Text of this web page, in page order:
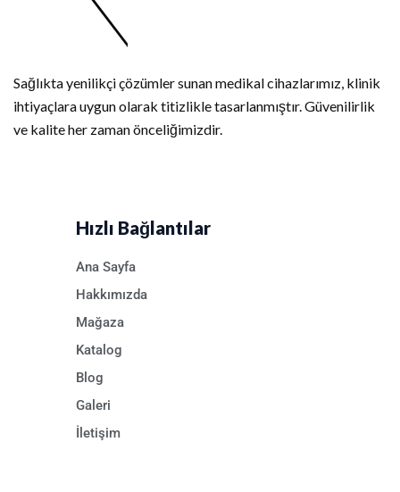
Sağlıkta yenilikçi çözümler sunan medikal cihazlarımız, klinik
ihtiyaçlara uygun olarak titizlikle tasarlanmıştır. Güvenilirlik
ve kalite her zaman önceliğimizdir.
Hızlı Bağlantılar
Ana Sayfa
Hakkımızda
Mağaza
Katalog
Blog
Galeri
İletişim